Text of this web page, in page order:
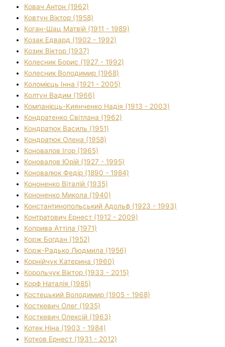
Ковач Антон (1962)
Ковтун Віктор (1958)
Коган-Шац Матвій (1911 - 1989)
Козак Едвард (1902 - 1992)
Козик Віктор (1937)
Колесник Борис (1927 - 1992)
Колесник Володимир (1968)
Коломієць Інна (1921 - 2005)
Колтун Вадим (1966)
Компанієць-Киянченко Надія (1913 - 2003)
Кондратенко Світлана (1962)
Кондратюк Василь (1951)
Кондратюк Олена (1958)
Коновалов Ігор (1965)
Коновалов Юрій (1927 - 1995)
Коновалюк Федір (1890 - 1984)
Кононенко Віталій (1935)
Кононенко Микола (1940)
Константинопольський Адольф (1923 - 1993)
Контратович Ернест (1912 - 2009)
Коприва Аттіла (1971)
Корж Богдан (1952)
Корж-Радько Людмила (1956)
Корнійчук Катерина (1960)
Корольчук Віктор (1933 - 2015)
Корф Наталія (1985)
Костецький Володимир (1905 - 1968)
Косткевич Олег (1935)
Косткевич Олексій (1963)
Котек Ніна (1903 - 1984)
Котков Ернест (1931 - 2012)